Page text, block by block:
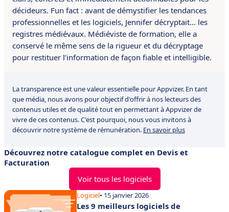
décideurs. Fun fact : avant de démystifier les tendances
professionnelles et les logiciels, Jennifer décryptait… les
registres médiévaux. Médiéviste de formation, elle a
conservé le même sens de la rigueur et du décryptage
pour restituer l’information de façon fiable et intelligible.
La transparence est une valeur essentielle pour Appvizer. En tant
que média, nous avons pour objectif d'offrir à nos lecteurs des
contenus utiles et de qualité tout en permettant à Appvizer de
vivre de ces contenus. C'est pourquoi, nous vous invitons à
découvrir notre système de rémunération. En savoir plus
Découvrez notre catalogue complet en Devis et
Facturation
Voir tous les logiciels
Logiciel• 15 janvier 2026
Les 9 meilleurs logiciels de